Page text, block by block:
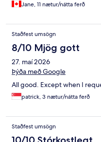
Jane, 11 nætur/nátta ferð
Staðfest umsögn
8/10 Mjög gott
27. maí 2026
Þýða með Google
All good. Except when I
patrick, 3 nætur/nátta ferð
Staðfest umsögn